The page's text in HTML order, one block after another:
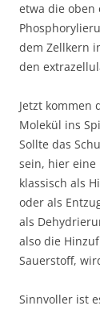
etwa die oben
dem Zellkern
den
Jetzt kommen
Molekül ins
Sollte das
sein, hier eine
klassisch als
oder als
als
also die
Sauerstoff,
Sinnvoller ist